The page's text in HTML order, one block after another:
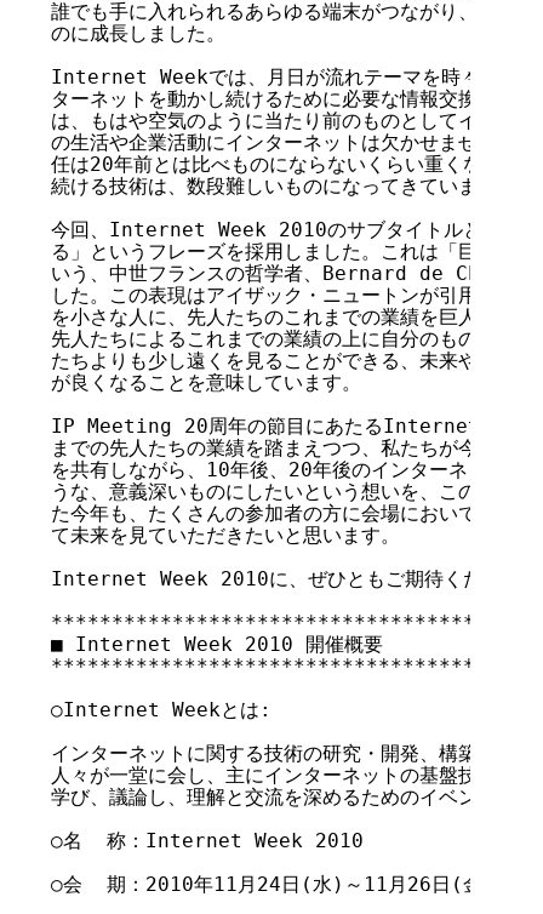
誰でも手に入れられるあらゆる端末がつながり、あら
のに成長しました。
Internet Weekでは、月日が流れテーマを時々に変え
ターネットを動かし続けるために必要な情報交換が行
は、もはや空気のように当たり前のものとしてインタ
の生活や企業活動にインターネットは欠かせません。
任は20年前とは比べものにならないくらい重くなり、
続ける技術は、数段難しいものになってきています。
今回、Internet Week 2010のサブタイトルとして、
る」というフレーズを採用しました。これは「巨人の
いう、中世フランスの哲学者、Bernard de
した。この表現はアイザック・ニュートンが引用した
を小さな人に、先人たちのこれまでの業績を巨人に例
先人たちによるこれまでの業績の上に自分のものを積
たちよりも少し遠くを見ることができる、未来や未知
が良くなることを意味しています。
IP Meeting 20周年の節目にあたるInternet Week
までの先人たちの業績を踏まえつつ、私たちが今まさ
を共有しながら、10年後、20年後のインターネットの
うな、意義深いものにしたいという想いを、このフレ
た今年も、たくさんの参加者の方に会場においでいた
て未来を見ていただきたいと思います。
Internet Week 2010に、ぜひともご期待ください。
■ Internet Week 2010 開催概要
○Internet Weekとは:
インターネットに関する技術の研究・開発、構築・運
人々が一堂に会し、主にインターネットの基盤技術の
学び、議論し、理解と交流を深めるためのイベントです
○名  称：Internet Week 2010
○会  期：2010年11月24日(水)～11月26日(金)の3